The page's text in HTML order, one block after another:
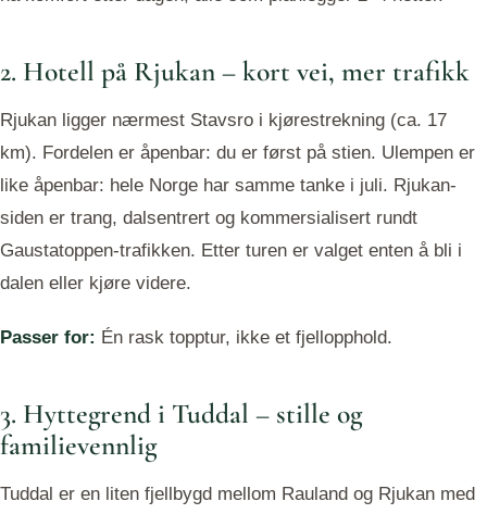
2. Hotell på Rjukan – kort vei, mer trafikk
Rjukan ligger nærmest Stavsro i kjørestrekning (ca. 17
km). Fordelen er åpenbar: du er først på stien. Ulempen er
like åpenbar: hele Norge har samme tanke i juli. Rjukan-
siden er trang, dalsentrert og kommersialisert rundt
Gaustatoppen-trafikken. Etter turen er valget enten å bli i
dalen eller kjøre videre.
Passer for: Én rask topptur, ikke et fjellopphold.
3. Hyttegrend i Tuddal – stille og
familievennlig
Tuddal er en liten fjellbygd mellom Rauland og Rjukan med